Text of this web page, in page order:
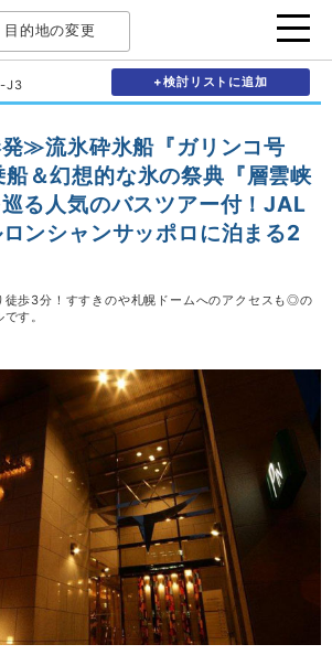
目的地の変更
J3 +検討リストに追加
≫流氷砕氷船『ガリンコ号
＆幻想的な氷の祭典『層雲峡
る人気のバスツアー付！JAL
ンシャンサッポロに泊まる2
徒歩3分！すすきのや札幌ドームへのアクセスも◎の
す。